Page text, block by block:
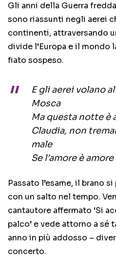
Gli anni della Guerra
sono riassunti negli aerei
continenti, attraversando
divide l’Europa e il
fiato sospeso.
E gli aerei volano
Mosca
Ma questa notte è
Claudia, non
male
Se l’amore è amore
Passato l’esame, il brano
con un salto nel tempo.
cantautore affermato ‘Si
palco’ e vede attorno a sé
anno in più addosso –
concerto.